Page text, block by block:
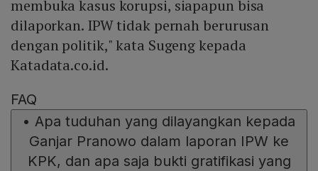
membuka kasus korupsi, siapapun bisa
dilaporkan. IPW tidak pernah berurusan
dengan politik," kata Sugeng kepada
Katadata.co.id.
FAQ
• Apa tuduhan yang dilayangkan kepada
Ganjar Pranowo dalam laporan IPW ke
KPK, dan apa saja bukti gratifikasi yang